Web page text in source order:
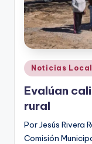
Publicado
en
Noticias
Evalúan
rural
Por Jesús Rivera
Comisión